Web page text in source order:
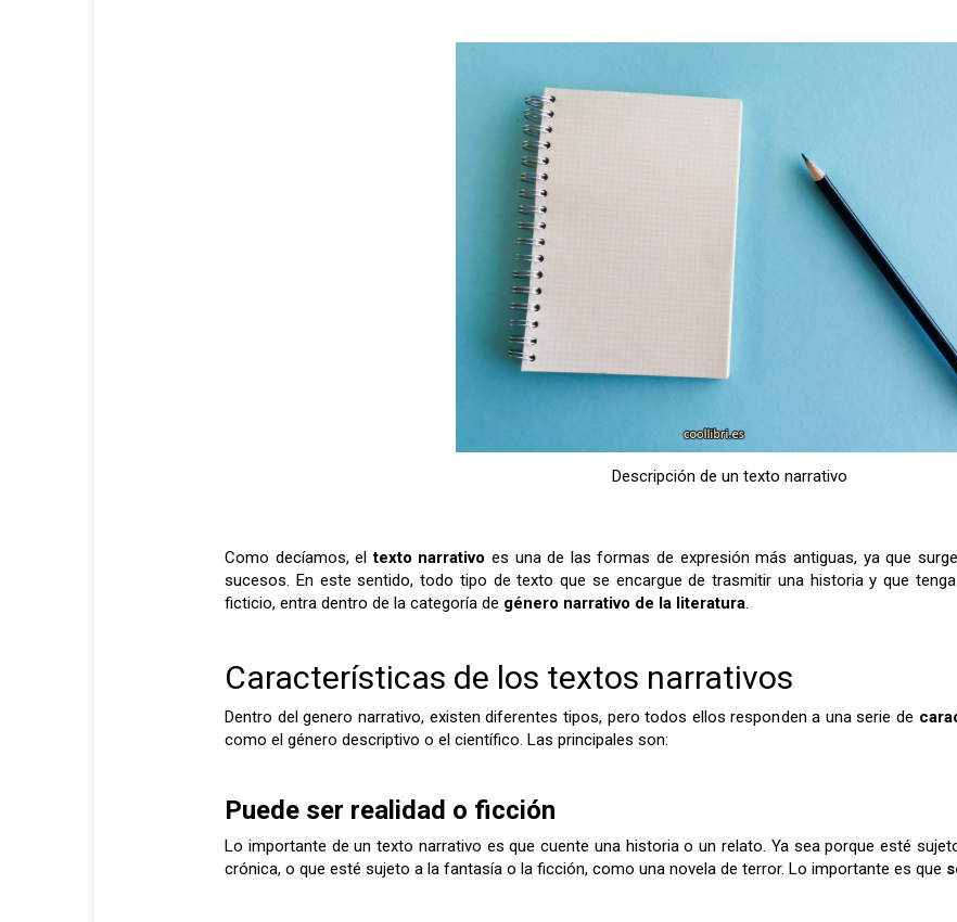
Descripción de un texto narrativo
Como decíamos, eltexto narrativo es una de las formas de expresión más antiguas, ya que
sucesos. En este sentido, todo tipo de texto que se encargue de trasmitir una historia y que
ficticio, entra dentro de la categoría de género narrativo de la literatura.
Características de los textos narrativos
Dentro del genero narrativo, existen diferentes tipos, pero todos ellos responden a una serie de
como el género descriptivo o el científico. Las principales son:
Puede ser realidad o ficción
Lo importante de un texto narrativo es que cuente una historia o un relato. Ya sea porque esté
crónica, o que esté sujeto a la fantasía o la ficción, como una novela de terror. Lo importante es que